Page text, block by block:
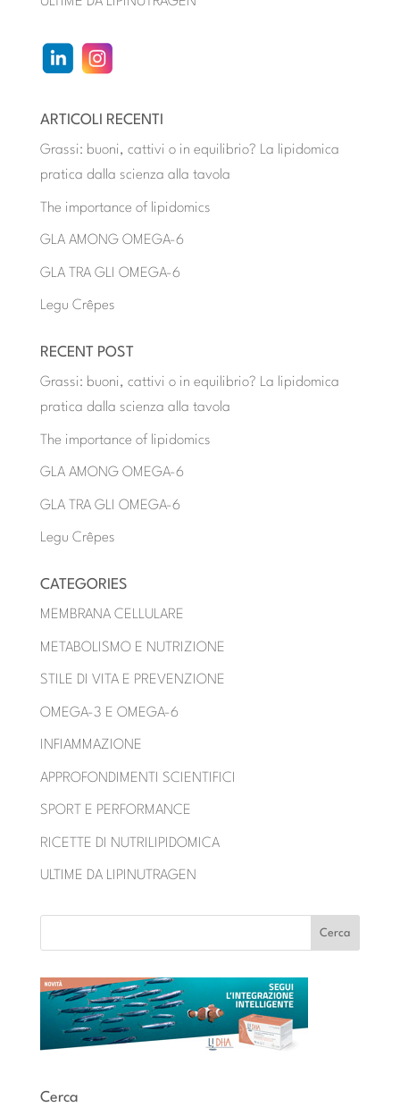
ARTICOLI RECENTI
Grassi: buoni, cattivi o in equilibrio? La lipidomica
pratica dalla scienza alla tavola
The importance of lipidomics
GLA AMONG OMEGA-6
GLA TRA GLI OMEGA-6
Legu Crêpes
RECENT POST
Grassi: buoni, cattivi o in equilibrio? La lipidomica
pratica dalla scienza alla tavola
The importance of lipidomics
GLA AMONG OMEGA-6
GLA TRA GLI OMEGA-6
Legu Crêpes
CATEGORIES
MEMBRANA CELLULARE
METABOLISMO E NUTRIZIONE
STILE DI VITA E PREVENZIONE
OMEGA-3 E OMEGA-6
INFIAMMAZIONE
APPROFONDIMENTI SCIENTIFICI
SPORT E PERFORMANCE
RICETTE DI NUTRILIPIDOMICA
ULTIME DA LIPINUTRAGEN
Cerca